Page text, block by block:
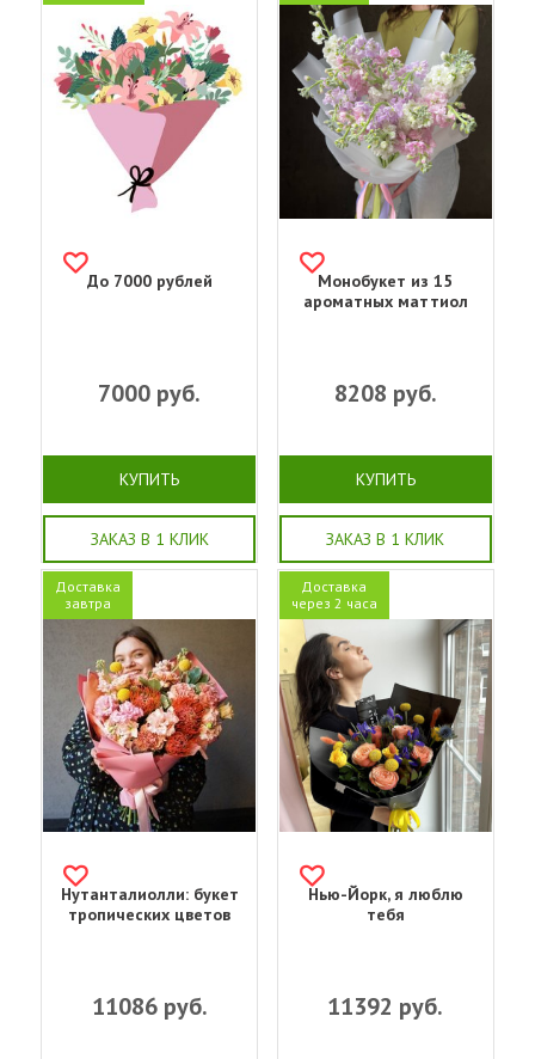
До 7000 рублей
7000 руб.
КУПИТЬ
ЗАКАЗ В 1 КЛИК
Монобукет из 15
ароматных маттиол
8208 руб.
КУПИТЬ
ЗАКАЗ В 1 КЛИК
Доставка
завтра
Нутанталиолли: букет
тропических цветов
11086руб.
Доставка
через 2 часа
Нью-Йорк, я люблю
тебя
11392 руб.